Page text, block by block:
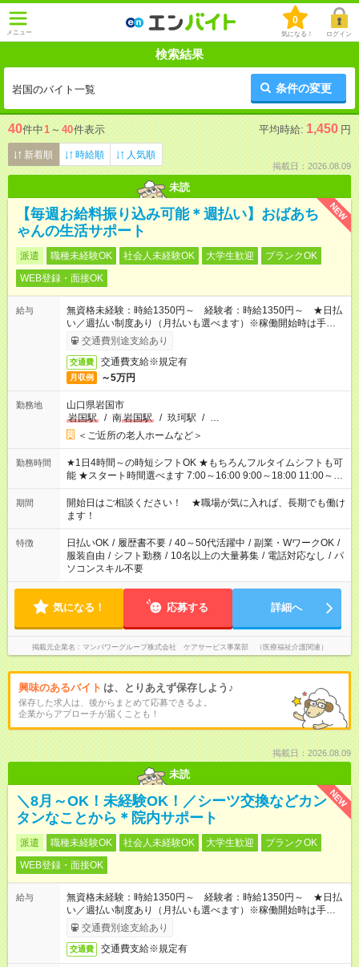
メニュー
0
気になる！ ログイン
検索結果
岩国のバイト一覧 条件の変更
40件中1 ～ 40件表示 平均時給: 1,450 円
新着順 時給順 人気順
掲載日：2026.08.09
未読
NEW
【毎週お給料振り込み可能＊週払い】おばあち
ゃんの生活サポート
派遣 職種未経験OK 社会人未経験OK 大学生歓迎
ブランクOK
WEB登録・面接OK
給与
無資格未経験：時給1350円～ 経験者：時給1350円～ ★日払
い／週払い制度あり（月払いも選べます）※稼働開始時は手続き
完了次第のお支払いとなります。
交通費別途支給あり
交通費 交通費支給※規定有
月収例 ～5万円
勤務地
山口県岩国市
岩国駅
/ 南岩国駅 / 玖珂駅 / …
＜ご近所の老人ホームなど＞
勤務時間
★1日4時間～の時短シフトOK ★もちろんフルタイムシフトも可
能 ★スタート時間選べます 7:00～16:00 9:00～18:00 11:00～
20:00 など 残業なし！ ※Wワークの場合、他のお仕事と合わせ
週40時間超の就業はご案内できません ※法令に基づき、週20時
間以上勤務は社会保険への加入対象となります ※労働者派遣法
（日雇い派遣の原則禁止）により、短時間・短期間の就業はご
案内が難しい場合があります
期間
開始日はご相談ください！ ★職場が気に入れば、長期でも働け
ます！
特徴 日払いOK / 履歴書不要 / 40～50代活躍中 / 副業・WワークOK /
服装自由 / シフト勤務 / 10名以上の大量募集 / 電話対応なし / パ
ソコンスキル不要
気になる！ 応募する 詳細へ
掲載元企業名 マンパワーグループ株式会社 ケアサービス事業部 （医療福祉介護関連）
興味のあるバイト は、とりあえず保存しよう♪
保存した求人は、後からまとめて応募できるよ。
企業からアプローチが届くことも！
掲載日：2026.08.09
未読
NEW
＼8月～OK！未経験OK！／シーツ交換などカン
タンなことから＊院内サポート
派遣 職種未経験OK 社会人未経験OK 大学生歓迎
ブランクOK
WEB登録・面接OK
給与
無資格未経験：時給1350円～ 経験者：時給1350円～ ★日払
い／週払い制度あり（月払いも選べます）※稼働開始時は手続き
完了次第のお支払いとなります。
交通費別途支給あり
交通費 交通費支給※規定有